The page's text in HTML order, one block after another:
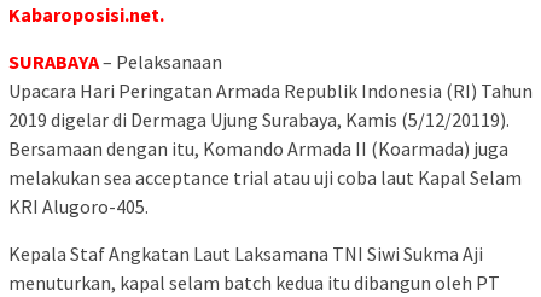
Kabaroposisi.net.
SURABAYA– Pelaksanaan
Upacara Hari Peringatan Armada Republik Indonesia (RI) Tahun
2019 digelar di Dermaga Ujung Surabaya, Kamis (5/12/20119).
Bersamaan dengan itu, Komando Armada II (Koarmada) juga
melakukan sea acceptance trial atau uji coba laut Kapal Selam
KRI Alugoro-405.
Kepala Staf Angkatan Laut Laksamana TNI Siwi Sukma Aji
menuturkan, kapal selam batch kedua itu dibangun oleh PT